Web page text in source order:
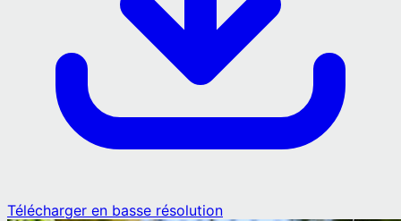
Télécharger en basse résolution